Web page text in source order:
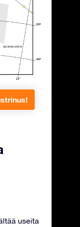
useita